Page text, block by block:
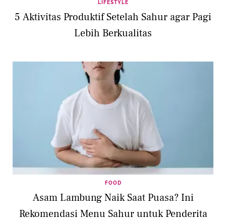
LIFESTYLE
5 Aktivitas Produktif Setelah Sahur agar Pagi
Lebih Berkualitas
FOOD
Asam Lambung Naik Saat Puasa? Ini
Rekomendasi Menu Sahur untuk Penderita